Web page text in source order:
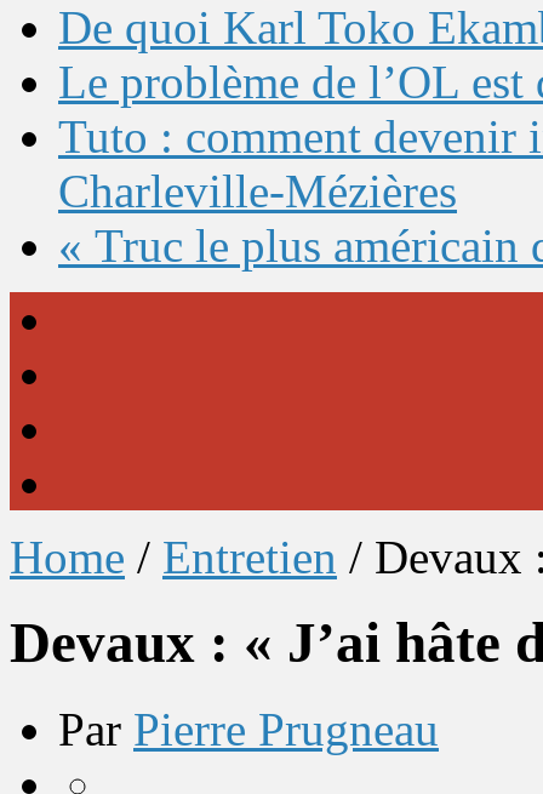
De quoi Karl Toko
Le problème de l’OL
Tuto : comment devenir
Charleville-Mézières
« Truc le plus américain
Home / Entretien / Devaux
Devaux : « J’ai hâte
Par Pierre Prugneau